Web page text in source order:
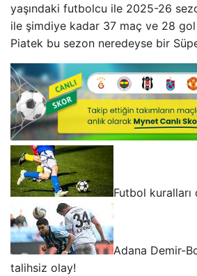
yaşındaki futbolcu ile 2025-26
ile şimdiye kadar 37 maç ve 28 gol
Piatek bu sezon neredeyse bir
Futbol kuralları
Adana Demir-
talihsiz olay!